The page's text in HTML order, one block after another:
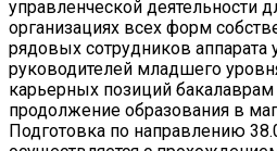
управленческой деятельности
организациях всех форм
рядовых сотрудников аппарата
руководителей младшего
карьерных позиций
продолжение образования в
Подготовка по направлению